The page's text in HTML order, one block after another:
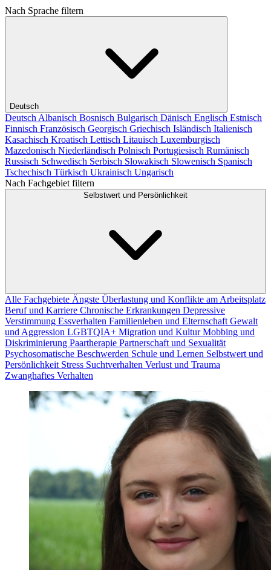
Nach Sprache filtern
Deutsch
Deutsch Albanisch Bosnisch Bulgarisch Dänisch Englisch Estnisch
Finnisch Französisch Georgisch Griechisch Isländisch Italienisch
Kasachisch Kroatisch Lettisch Litauisch Luxemburgisch
Mazedonisch Niederländisch Polnisch Portugiesisch Rumänisch
Russisch Schwedisch Serbisch Slowakisch Slowenisch Spanisch
Tschechisch Türkisch Ukrainisch Ungarisch
Nach Fachgebiet filtern
Selbstwert und Persönlichkeit
Alle Fachgebiete Ängste Überlastung und Konflikte am Arbeitsplatz
Beruf und Karriere Chronische Erkrankungen Depressive
Verstimmung Essverhalten Familienleben und Elternschaft Gewalt
und Aggression LGBTQIA+ Migration und KulturMobbing und
Diskriminierung Paartherapie Partnerschaft und Sexualität
Psychosomatische Beschwerden Schule und Lernen Selbstwert und
Persönlichkeit Stress Suchtverhalten Verlust und Trauma
Zwanghaftes Verhalten